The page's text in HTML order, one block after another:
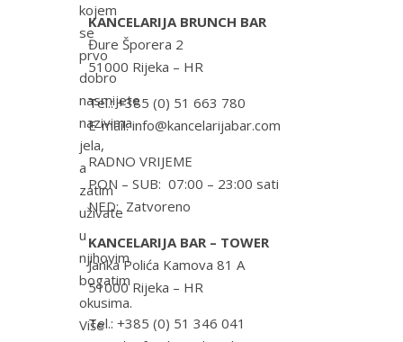
kojem
se
prvo
dobro
nasmijete
nazivima
jela,
a
zatim
uživate
u
njihovim
bogatim
okusima.
Više
KANCELARIJA BRUNCH BAR
Đure Šporera 2
51000 Rijeka – HR
Tel.: +385 (0) 51 663 780
E-mail: info@kancelarijabar.com
RADNO VRIJEME
PON – SUB: 07:00 – 23:00 sati
NED: Zatvoreno
KANCELARIJA BAR – TOWER
Janka Polića Kamova 81 A
51000 Rijeka – HR
Tel.: +385 (0) 51 346 041